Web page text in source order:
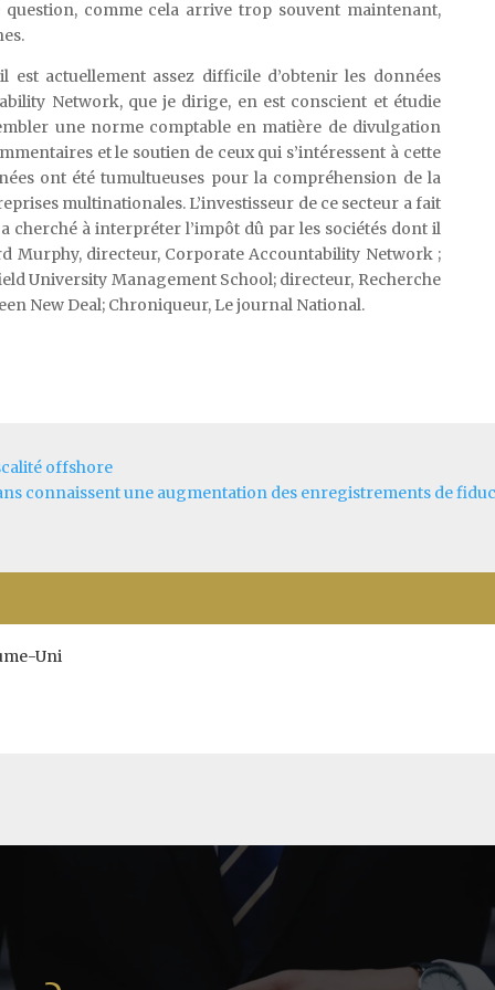
question, comme cela arrive trop souvent maintenant,
est actuellement assez difficile d’obtenir les données
Network, que je dirige, en est conscient et étudie
une norme comptable en matière de divulgation
et le soutien de ceux qui s’intéressent à cette
ont été tumultueuses pour la compréhension de la
multinationales. L’investisseur de ce secteur a fait
cherché à interpréter l’impôt dû par les sociétés dont il
Murphy, directeur, Corporate Accountability Network ;
University Management School; directeur, Recherche
New Deal; Chroniqueur, Le journal National.
offshore
connaissent une augmentation des enregistrements de
Uni